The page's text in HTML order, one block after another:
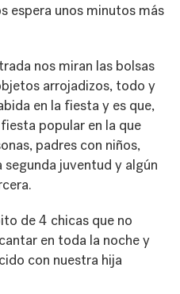
espera unos minutos más
nos miran las bolsas
arrojadizos, todo y
en la fiesta y es que,
popular en la que
padres con niños,
juventud y algún
de 4 chicas que no
en toda la noche y
con nuestra hija